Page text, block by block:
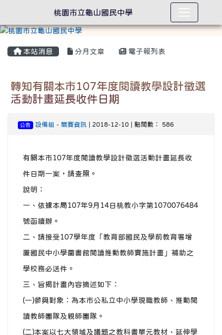
本站消息 分月文章 電子報列表
轉知有關本市107年度閱讀教學設計徵選
活動計畫延長收件日期
公告 設備組 - 競賽資訊| 2018-12-10 | 點閱數： 586
有關本市107年度閱讀教學設計徵選活動計畫延長收
件日期一案，請查照。
說明：
一、依據本局107年9月14日桃教小字第1070076484
號函續辦。
二、請接受107學年度「教育部國民及學前教育署增
置國民中小學圖書館閱讀推動教師實施計畫」補助之
學校務必送件。
三、旨揭計畫內容摘述如下：
(一)參與對象：為本市公私立中小學現職教師、推動閱
讀教師團隊及親師團隊。
(二)本案以七大領域及議題之教科書單元教材、延伸學
桃園市立龜山國民中學